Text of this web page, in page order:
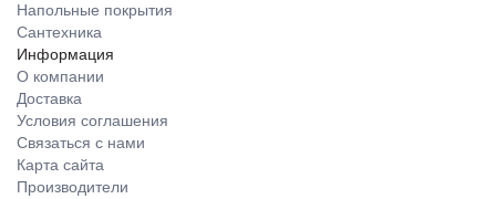
Напольные покрытия
Сантехника
Информация
О компании
Доставка
Условия соглашения
Связаться с нами
Карта сайта
Производители